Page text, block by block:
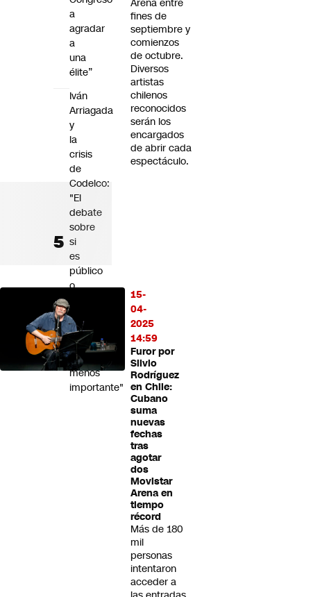
Arena entre
fines de
septiembre y
comienzos
de octubre.
Diversos
artistas
chilenos
reconocidos
serán los
encargados
de abrir cada
espectáculo.
15-
04-
2025
14:59
Furor por
Silvio
Rodríguez
en Chile:
Cubano
suma
nuevas
fechas
tras
agotar
dos
Movistar
Arena en
tiempo
récord
Más de 180
mil
personas
intentaron
acceder a
a
agradar
a
una
élite”
Iván
Arriagada
y
la
crisis
de
Codelco:
"El
debate
sobre
si
es
público
o
me
parece
que
es
menos
importante"